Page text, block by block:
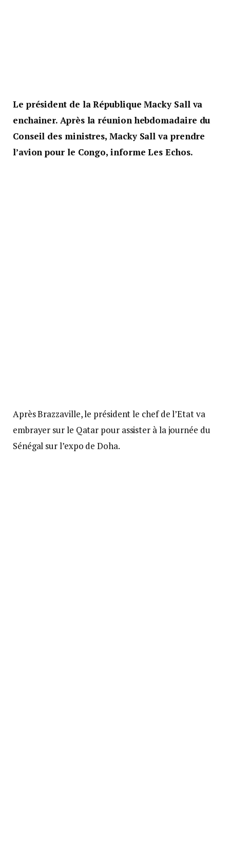
Le président de la République Macky Sall va
enchainer. Après la réunion hebdomadaire du
Conseil des ministres, Macky Sall va prendre
l’avion pour le Congo, informe Les Echos.
Après Brazzaville, le président le chef de l’Etat va
embrayer sur le Qatar pour assister à la journée du
Sénégal sur l’expo de Doha.